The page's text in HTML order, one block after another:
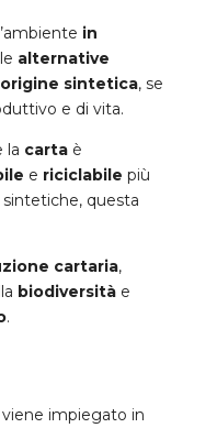
in
alternative
origine sintetica, se
e di vita.
la carta è
e riciclabile più
questa
cartaria,
biodiversità e
.
impiegato in